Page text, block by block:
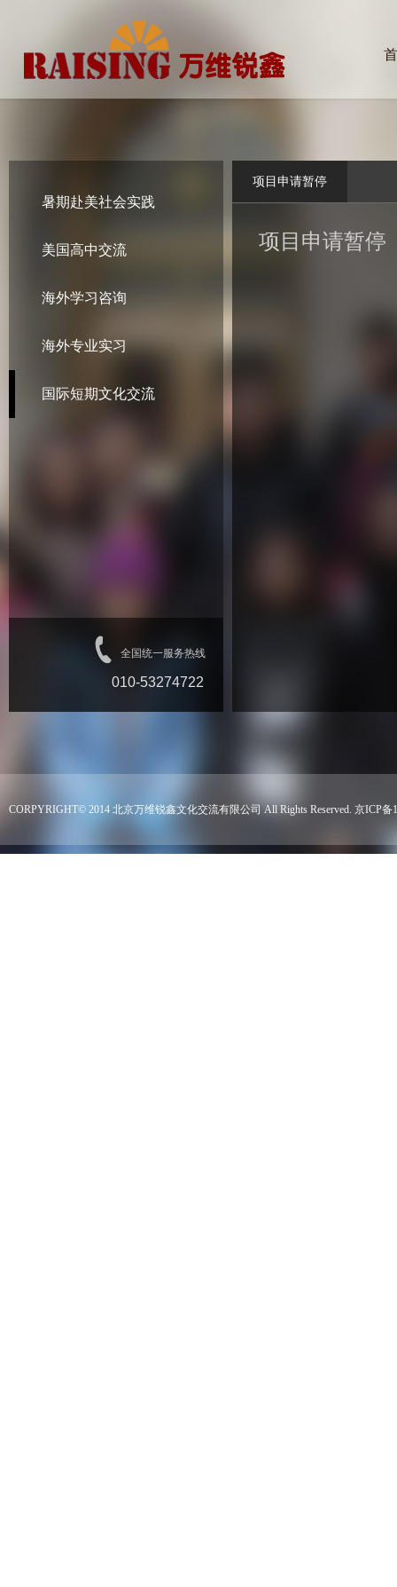
暑期赴美社会实践
美国高中交流
海外学习咨询
海外专业实习
国际短期文化交流
全国统一服务热线
010-53274722
项目申请暂停
项目申请暂停
CORPYRIGHT© 2014 北京万维锐鑫文化交流有限公司 All Rights Reserved. 京ICP备